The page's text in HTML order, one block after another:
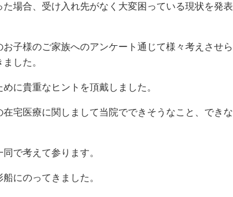
場合、受け入れ先がなく大変困っている現状を発表
子様のご家族へのアンケート通じて様々考えさせら
した。
に貴重なヒントを頂戴しました。
宅医療に関しまして当院でできそうなこと、できな
で考えて参ります。
にのってきました。